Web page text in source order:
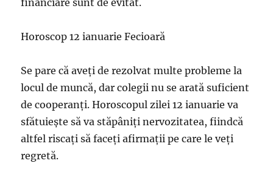
financiare sunt de evitat.
Horoscop 12 ianuarie Fecioară
Se pare că aveți de rezolvat multe probleme la
locul de muncă, dar colegii nu se arată suficient
de cooperanți. Horoscopul zilei 12 ianuarie va
sfătuiește să va stăpâniți nervozitatea, fiindcă
altfel riscați să faceți afirmații pe care le veți
regretă.